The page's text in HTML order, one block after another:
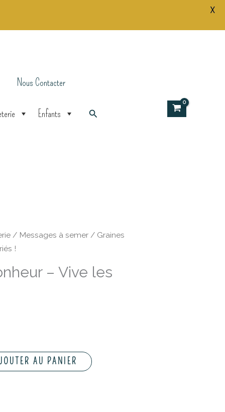
Nous Contacter
Enfants Rechercher
/ Messages à semer/ Graines
!
– Vive les
AU PANIER
X
mariés